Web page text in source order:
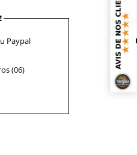
Paypal
(06)